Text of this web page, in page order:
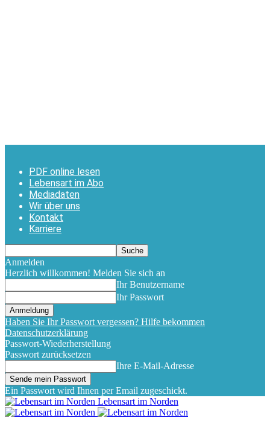
PDF online lesen
Lebensart im Abo
Mediadaten
Wir über uns
Kontakt
Karriere
Anmelden
Herzlich willkommen! Melden Sie sich an
Ihr Benutzername
Ihr Passwort
Haben Sie Ihr Passwort vergessen? Hilfe bekommen
Datenschutzerklärung
Passwort-Wiederherstellung
Passwort zurücksetzen
Ihre E-Mail-Adresse
Ein Passwort wird Ihnen per Email zugeschickt.
Lebensart im Norden